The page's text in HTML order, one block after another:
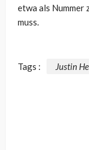
etwa als Nummer
muss.
Tags : Justin